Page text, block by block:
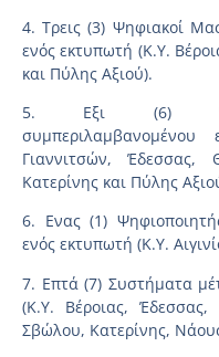
4. Τρεις (3) Ψηφιακοί
ενός εκτυπωτή (Κ.Υ.
και Πύλης Αξιού).
5. Εξι (6)
Γιαννιτσών, Έδεσσας,
Κατερίνης και Πύλης
6. Ενας (1)
ενός εκτυπωτή (Κ.Υ.
7. Επτά (7) Συστήματα
(Κ.Υ. Βέροιας,
Σβώλου, Κατερίνης,